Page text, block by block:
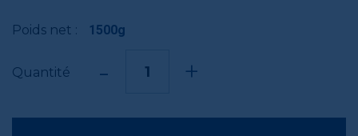
Poids net : 1500g
Quantité - +